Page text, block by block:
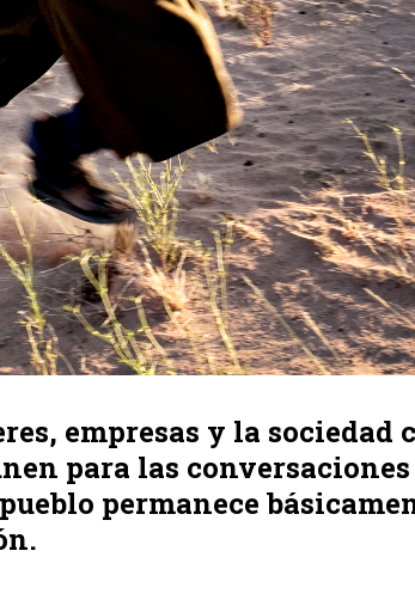
empresas y la sociedad
para las
permanece